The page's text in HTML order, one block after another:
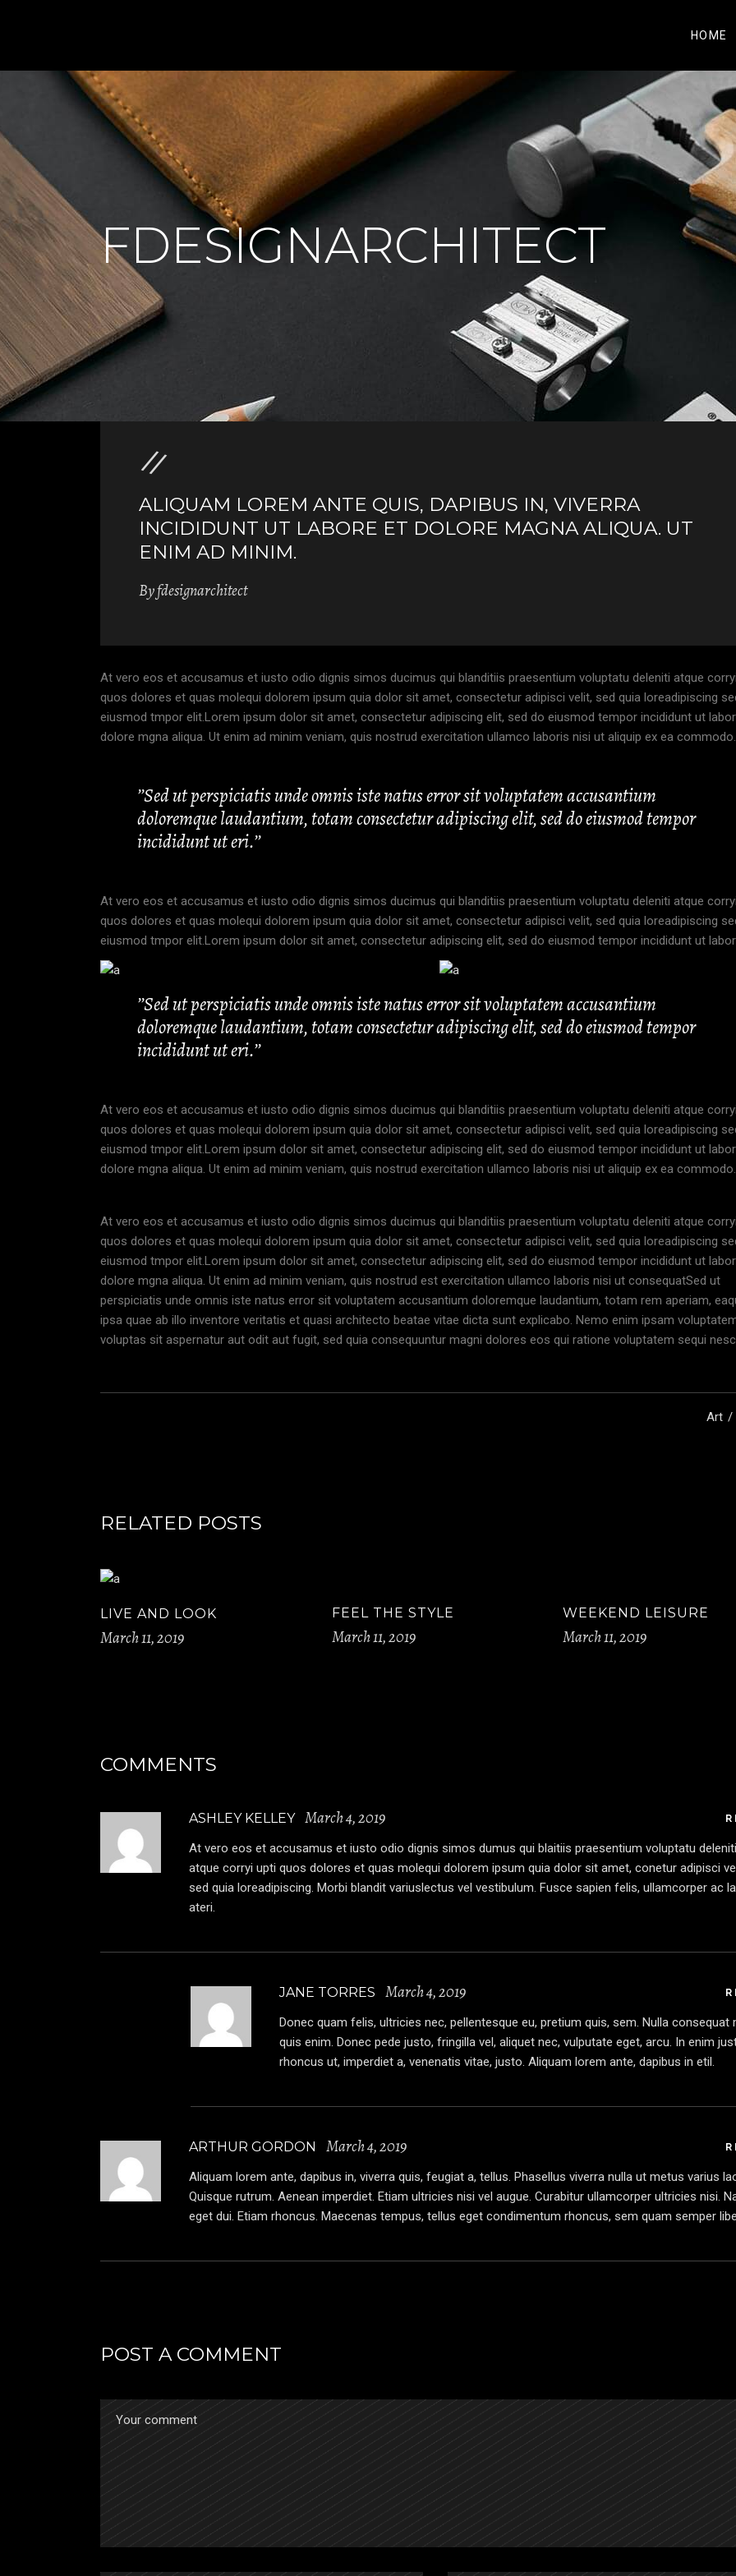
HOME
FDESIGNARCHITECT
ALIQUAM LOREM ANTE QUIS, DAPIBUS IN, VIVERRA
INCIDIDUNT UT LABORE ET DOLORE MAGNA ALIQUA. UT
ENIM AD MINIM.
Byfdesignarchitect
At vero eos et accusamus et iusto odio dignis simos ducimus qui blanditiis praesentium voluptatu deleniti atque
quos dolores et quas molequi dolorem ipsum quia dolor sit amet, consectetur adipisci velit, sed quia loreadipiscing
eiusmod tmpor elit.Lorem ipsum dolor sit amet, consectetur adipiscing elit, sed do eiusmod tempor incididunt ut
dolore mgna aliqua. Ut enim ad minim veniam, quis nostrud exercitation ullamco laboris nisi ut aliquip ex ea commodo.
’’Sed ut perspiciatis unde omnis iste natus error sit voluptatem accusantium
doloremque laudantium, totam consectetur adipiscing elit, sed do eiusmod tempor
incididunt ut eri.’’
At vero eos et accusamus et iusto odio dignis simos ducimus qui blanditiis praesentium voluptatu deleniti atque
quos dolores et quas molequi dolorem ipsum quia dolor sit amet, consectetur adipisci velit, sed quia loreadipiscing
eiusmod tmpor elit.Lorem ipsum dolor sit amet, consectetur adipiscing elit, sed do eiusmod tempor incididunt ut
’’Sed ut perspiciatis unde omnis iste natus error sit voluptatem accusantium
doloremque laudantium, totam consectetur adipiscing elit, sed do eiusmod tempor
incididunt ut eri.’’
At vero eos et accusamus et iusto odio dignis simos ducimus qui blanditiis praesentium voluptatu deleniti atque
quos dolores et quas molequi dolorem ipsum quia dolor sit amet, consectetur adipisci velit, sed quia loreadipiscing
eiusmod tmpor elit.Lorem ipsum dolor sit amet, consectetur adipiscing elit, sed do eiusmod tempor incididunt ut
dolore mgna aliqua. Ut enim ad minim veniam, quis nostrud exercitation ullamco laboris nisi ut aliquip ex ea commodo.
At vero eos et accusamus et iusto odio dignis simos ducimus qui blanditiis praesentium voluptatu deleniti atque
quos dolores et quas molequi dolorem ipsum quia dolor sit amet, consectetur adipisci velit, sed quia loreadipiscing
eiusmod tmpor elit.Lorem ipsum dolor sit amet, consectetur adipiscing elit, sed do eiusmod tempor incididunt ut
dolore mgna aliqua. Ut enim ad minim veniam, quis nostrud est exercitation ullamco laboris nisi ut consequatSed ut
perspiciatis unde omnis iste natus error sit voluptatem accusantium doloremque laudantium, totam rem aperiam,
ipsa quae ab illo inventore veritatis et quasi architecto beatae vitae dicta sunt explicabo. Nemo enim ipsam
voluptas sit aspernatur aut odit aut fugit, sed quia consequuntur magni dolores eos qui ratione voluptatem sequi
Art
RELATED POSTS
LIVE AND LOOK
March 11, 2019
FEEL THE STYLE
March 11, 2019
WEEKEND LEISURE
March 11, 2019
COMMENTS
ASHLEY KELLEY March 4, 2019
At vero eos et accusamus et iusto odio dignis simos dumus qui blaitiis praesentium voluptatu deleniti
atque corryi upti quos dolores et quas molequi dolorem ipsum quia dolor sit amet, conetur adipisci
sed quia loreadipiscing. Morbi blandit variuslectus vel vestibulum. Fusce sapien felis, ullamcorper ac
ateri.
JANE TORRES March 4, 2019
Donec quam felis, ultricies nec, pellentesque eu, pretium quis, sem. Nulla consequat
quis enim. Donec pede justo, fringilla vel, aliquet nec, vulputate eget, arcu. In enim
rhoncus ut, imperdiet a, venenatis vitae, justo. Aliquam lorem ante, dapibus in etil.
ARTHUR GORDON March 4, 2019
Aliquam lorem ante, dapibus in, viverra quis, feugiat a, tellus. Phasellus viverra nulla ut metus varius
Quisque rutrum. Aenean imperdiet. Etiam ultricies nisi vel augue. Curabitur ullamcorper ultricies nisi.
eget dui. Etiam rhoncus. Maecenas tempus, tellus eget condimentum rhoncus, sem quam semper
POST A COMMENT